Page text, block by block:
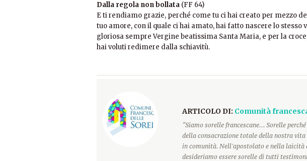
Dalla regola non bollata (FF 64)
E ti rendiamo grazie, perché come tu ci hai creato per mezzo
tuo amore, con il quale ci hai amato, hai fatto nascere lo stesso
gloriosa sempre Vergine beatissima Santa Maria, e per la
hai voluti redimere dalla schiavitù.
ARTICOLO DI: Comunità
“Siamo sorelle francescane... Sorelle
della consacrazione totale della nostra vita
in comunità. Nell'apostolato e nella laicità
desideriamo essere sorelle di tutti